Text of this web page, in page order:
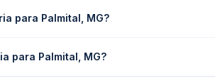
para Palmital, MG?
os horários disponíveis e vê a
para Palmital, MG?